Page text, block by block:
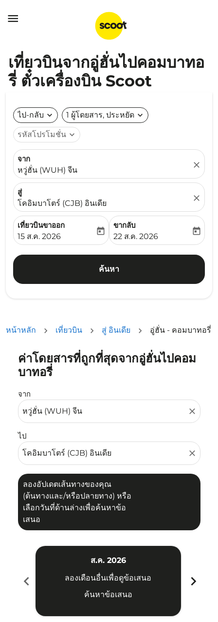

เที่ยวบินจากอู่ฮั่นไปคอมบาทอ
รี่ ตั๋วเครื่องบิน Scoot
ไป-กลับ expand_more 1 ผู้โดยสาร, ประหยัด expand_more
รหัสโปรโมชั่น expand_more
จาก
หวู่ฮั่น (WUH) จีน
close
สู่
โคอิมบาโตร์ (CJB) อินเดีย
close
เที่ยวบินขาออก
fc-booking-departure-date-aria-label
15 ส.ค. 2026
today
ขากลับ
fc-booking-return-date-
22 ส.ค. 2026
today
ค้นหา
หน้าหลัก เที่ยวบิน สู่ อินเดีย อู่ฮั่น - คอมบาทอรี่
ค่าโดยสารที่ถูกที่สุดจากอู่ฮั่นไปคอม
บาทอรี่
จาก
close
ไป
close
ลองอัปเดตเส้นทางของคุณ
(ต้นทางและ/หรือปลายทาง) หรือ
เลือกวันที่ด้านล่างเพื่อค้นหาข้อ
เสนอ
ลองอัปเดตเส้นทางของคุณ (ต้นทางและ/หรือปลายทาง) หรื
chevron_left
ส.ค. 2026
ลองเดือนอื่นเพื่อดูข้อเสนอ
ค้นหาข้อเสนอ
chevron_right